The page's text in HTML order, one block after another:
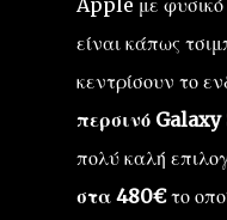
είναι κάπως
κεντρίσουν το
περσινό
πολύ καλή
στα 480€το